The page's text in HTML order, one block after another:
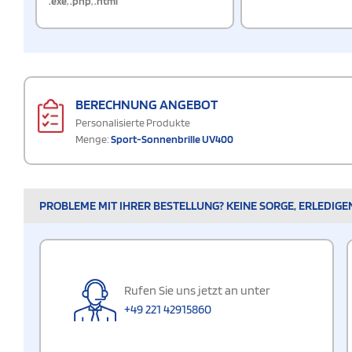
BERECHNUNG ANGEBOT
Personalisierte Produkte
Menge:Sport-Sonnenbrille UV400
PROBLEME MIT IHRER BESTELLUNG? KEINE SORGE,
Rufen Sie uns jetzt an unter
+49 221 42915860